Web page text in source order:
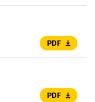
PDF
PDF